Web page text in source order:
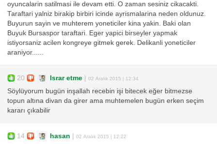
oyuncalarin satilmasi ile devam etti. O zaman sesiniz cikacakti.
Taraftari yalniz birakip birbiri icinde ayrismalarina neden oldunuz.
Buyurun sayin ve muhterem yoneticiler kina yakin. Baki olan
Buyuk Bursaspor taraftari. Eger yapici birseyler yapmak
istiyorsaniz acilen kongreye gitmek gerek. Delikanli yoneticiler
araniyor......
20 Israr etme 02 Aralık 2015 | 12:34
Söylüyorum bugün inşallah recebin işi bitecek eğer bitmezse
topun altına divan da girer ama muhtemelen bugün erken seçim
kararı çıkabilir
14 hasan 02 Aralık 2015 | 12:22